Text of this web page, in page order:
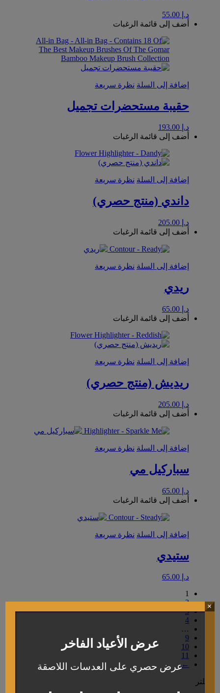
د.إ
أضف إلى قائمة الرغبات
إضافة إلى السلة نظرة سريعة
حقيبة مستحضرات تجميل
د.إ
أضف إلى قائمة الرغبات
إضافة إلى السلة نظرة سريعة
داندي (منتج حصري)
د.إ
أضف إلى قائمة الرغبات
إضافة إلى السلة نظرة سريعة
ريدي
د.إ
أضف إلى قائمة الرغبات
إضافة إلى السلة نظرة سريعة
ريديش (منتج حصري)
د.إ
أضف إلى قائمة الرغبات
إضافة إلى السلة نظرة سريعة
سباركيل مي
د.إ
أضف إلى قائمة الرغبات
إضافة إلى السلة نظرة سريعة
ستيدي
د.إ
1
2
3
4
…
9
10
11
←
فلتر
عرض الأعياد الفاخر
عرض حصري على العدسات اللاصقة
×